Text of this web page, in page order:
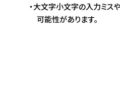
大文字小文字の入力ミス
可能性があります。